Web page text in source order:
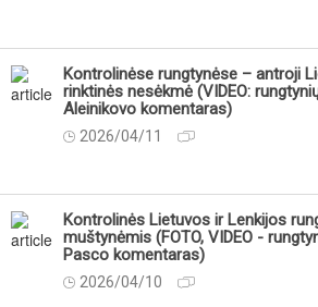
Kontrolinėse rungtynėse – antroji
rinktinės nesėkmė (VIDEO:
Aleinikovo komentaras)
2026/04/11
Kontrolinės Lietuvos ir Lenkijos
muštynėmis (FOTO, VIDEO -
Pasco komentaras)
2026/04/10